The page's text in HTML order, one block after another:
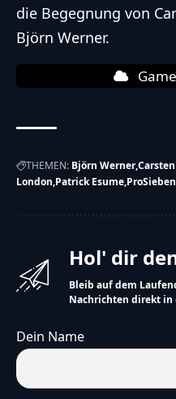
die Begegnung von
Björn Werner.
THEMEN: Björn Werner
London Patrick Esume ProSieben
Hol' dir
Bleib auf dem
Nachrichten direkt in
Dein Name